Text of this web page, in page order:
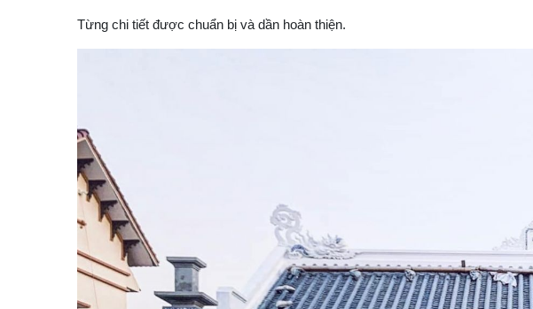
Từng chi tiết được chuẩn bị và dần hoàn thiện.